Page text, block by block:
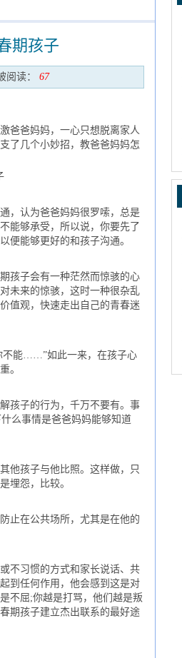
期孩子
阅读： 67
爸爸妈妈，一心只想脱离家人
了几个小妙招，教爸爸妈妈怎
，认为爸爸妈妈很罗嗦，总是
能够承受，所以说，你要先了
便能够更好的和孩子沟通。
孩子会有一种茫然而惊骇的心
未来的惊骇，这时一种很杂乱
值观，快速走出自己的青春迷
能……”如此一来，在孩子心
。
孩子的行为，千万不要有。事
么事情是爸爸妈妈能够知道
他孩子与他比照。这样做，只
埋怨，比较。
止在公共场所，尤其是在他的
不习惯的方式和家长说话、共
到任何作用，他会感到这是对
不屈;你越是打骂，他们越是叛
期孩子建立杰出联系的最好途